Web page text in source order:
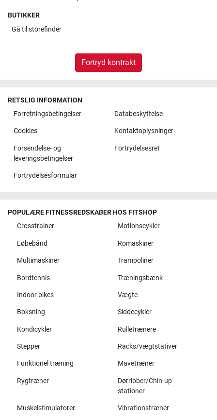
BUTIKKER
Gå til storefinder
Fortryd kontrakt
RETSLIG INFORMATION
Forretningsbetingelser
Databeskyttelse
Cookies Kontaktoplysninger
Forsendelse- og
leveringsbetingelser
Fortrydelsesret
Fortrydelsesformular
POPULÆRE FITNESSREDSKABER HOS FITSHOP
Crosstrainer
Motionscykler
Løbebånd Romaskiner
Multimaskiner Trampoliner
Bordtennis Træningsbænk
Indoor bikes Vægte
Boksning Siddecykler
Kondicykler Rulletrænere
Stepper Racks/vægtstativer
Funktionel træning Mavetræner
Rygtræner
Dørribber/Chin-up
stationer
Muskelstimulatorer Vibrationstræner